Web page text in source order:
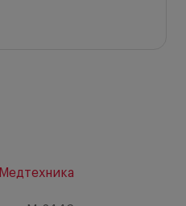
Медтехника